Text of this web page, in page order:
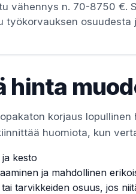
vähennys n. 70-8750 €.
työkorvauksen osuudesta
hinta
korjaus
huomiota, kun
kesto
ja mahdollinen
tarvikkeiden osuus, jos